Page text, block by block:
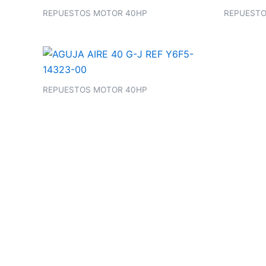
REPUESTOS MOTOR 40HP
REPUESTOS MOTOR 40HP